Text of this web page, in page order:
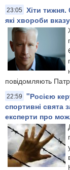
23:05
Хіти тижня.
які хвороби
повідомляють
22:59
"Росією
спортивні свята
експерти про